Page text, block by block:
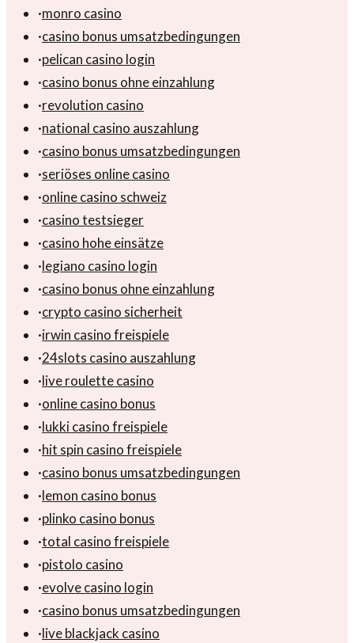
·monro casino
·casino bonus umsatzbedingungen
·pelican casino login
·casino bonus ohne einzahlung
·revolution casino
·national casino auszahlung
·casino bonus umsatzbedingungen
·seriöses online casino
·online casino schweiz
·casino testsieger
·casino hohe einsätze
·legiano casino login
·casino bonus ohne einzahlung
·crypto casino sicherheit
·irwin casino freispiele
·24slots casino auszahlung
·live roulette casino
·online casino bonus
·lukki casino freispiele
·hit spin casino freispiele
·casino bonus umsatzbedingungen
·lemon casino bonus
·plinko casino bonus
·total casino freispiele
·pistolo casino
·evolve casino login
·casino bonus umsatzbedingungen
·live blackjack casino